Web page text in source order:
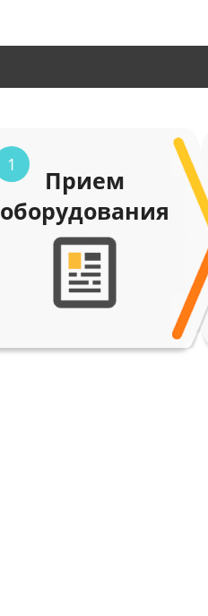
1
Прием
оборудования